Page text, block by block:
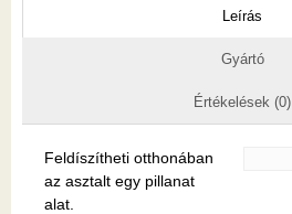
Leírás
Gyártó
Értékelések (0)
Feldíszítheti otthonában
az asztalt egy pillanat
alat.